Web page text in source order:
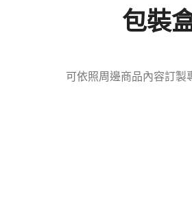
包裝
可依照周邊商品內容訂製